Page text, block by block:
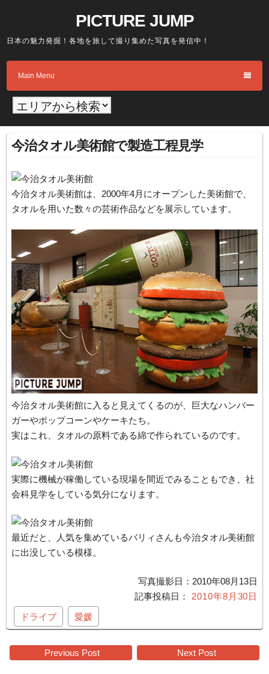
content
PICTURE JUMP
日本の魅力発掘！各地を旅して撮り集めた写真を発信中！
Main Menu
今治タオル美術館で製造工程見学
今治タオル美術館は、2000年4月にオープンした美術館で、
タオルを用いた数々の芸術作品などを展示しています。
今治タオル美術館に入ると見えてくるのが、巨大なハンバー
ガーやポップコーンやケーキたち。
実はこれ、タオルの原料である綿で作られているのです。
実際に機械が稼働している現場を間近でみることもでき、社
会科見学をしている気分になります。
最近だと、人気を集めているバリィさんも今治タオル美術館
に出没している模様。
写真撮影日：2010年08月13日
2010年8月30日
ドライブ 愛媛
Post Previous Post Next Post